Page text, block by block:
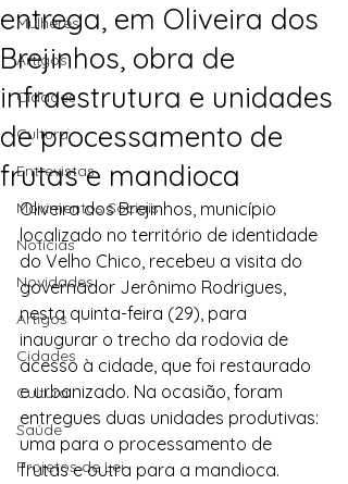
Mulheres
Artigos
Cidades
Cultura
Entrevistas
Movimentos Sociais
Notícias
Novidades
Artigos
Cidades
Cultura
Saúde
Projetos de Lei
entrega, em Oliveira dos
Brejinhos, obra de
infraestrutura e unidades
de processamento de
frutas e mandioca
Oliveira dos Brejinhos, município
localizado no território de identidade
do Velho Chico, recebeu a visita do
governador Jerônimo Rodrigues,
nesta quinta-feira (29), para
inaugurar o trecho da rodovia de
acesso à cidade, que foi restaurado
e urbanizado. Na ocasião, foram
entregues duas unidades produtivas:
uma para o processamento de
frutas e outra para a mandioca.